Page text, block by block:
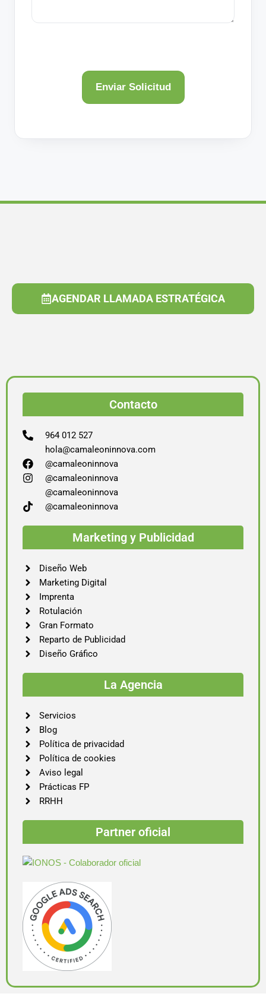
AGENDAR LLAMADA ESTRATÉGICA
Contacto
964 012 527
hola@camaleoninnova.com
@camaleoninnova
@camaleoninnova
@camaleoninnova
@camaleoninnova
Marketing y Publicidad
Diseño Web
Marketing Digital
Imprenta
Rotulación
Gran Formato
Reparto de Publicidad
Diseño Gráfico
La Agencia
Servicios
Blog
Política de privacidad
Política de cookies
Aviso legal
Prácticas FP
RRHH
Partner oficial